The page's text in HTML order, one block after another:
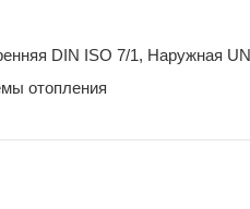
DIN ISO 7/1, Наружная
отопления